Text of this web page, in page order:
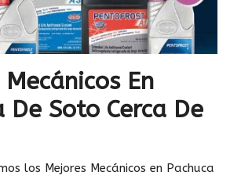
En
De Soto Cerca De
los Mejores Mecánicos en Pachuca